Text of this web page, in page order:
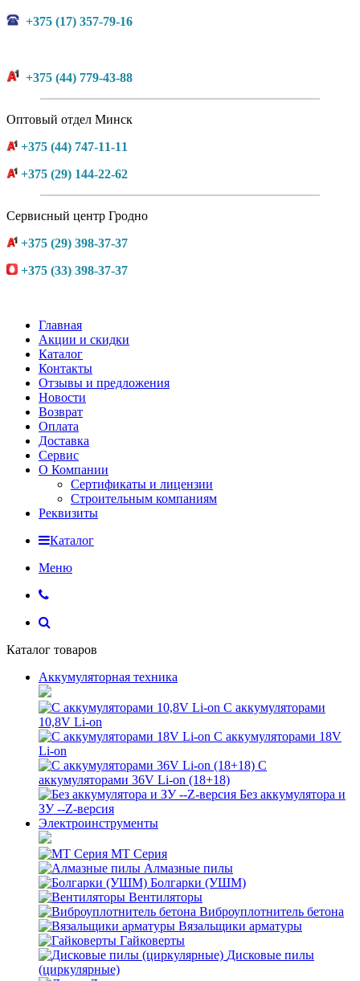
+375 (17) 357-79-16
+375 (44) 779-43-88
Оптовый отдел Минск
+375 (44) 747-11-11
+375 (29) 144-22-62
Сервисный центр Гродно
+375 (29) 398-37-37
+375 (33) 398-37-37
Главная
Акции и скидки
Каталог
Контакты
Отзывы и предложения
Новости
Возврат
Оплата
Доставка
Сервис
О Компании
Сертификаты и лицензии
Строительным компаниям
Реквизиты
Каталог
Меню
Каталог товаров
Аккумуляторная техника
С аккумуляторами
10,8V Li-on
С аккумуляторами 18V
Li-on
С
аккумуляторами 36V Li-on (18+18)
Без аккумулятора и
ЗУ --Z-версия
Электроинструменты
MT Серия
Алмазные пилы
Болгарки (УШМ)
Вентиляторы
Виброуплотнитель бетона
Вязальщики арматуры
Гайковерты
Дисковые пилы
(циркулярные)